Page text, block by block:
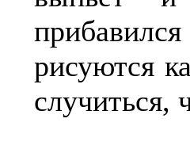
рисуются
случиться,